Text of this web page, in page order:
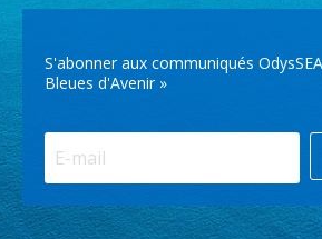
S'abonner aux communiqués
Bleues d'Avenir »